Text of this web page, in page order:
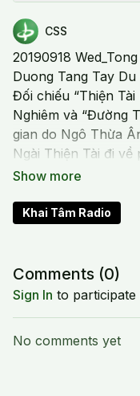
CSS
20190918
Duong Tang Tay Du
Đối chiếu “Thiện
Nghiêm và “Đường
gian do Ngô Thừa
Ngài Thiện Tài đi
biểu cho nhiệt
ốt đi những vô
chuyển hóa ma
Tu hành tập thể với
Khai Tâm Radio
Comments (0)
Sign In to
No comments yet